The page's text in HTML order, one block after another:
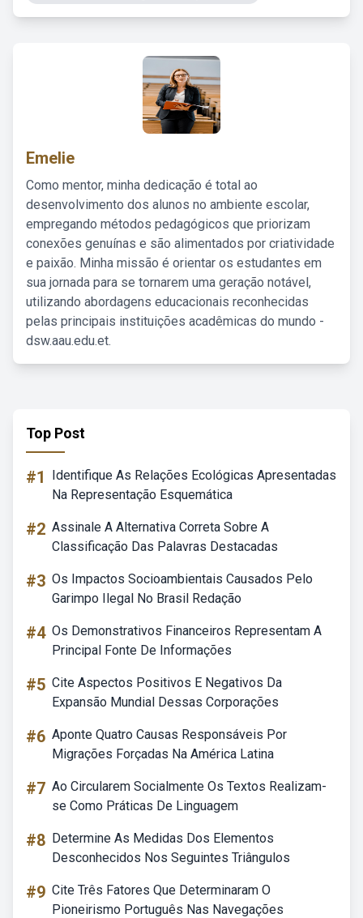
Emelie
Como mentor, minha dedicação é total ao
desenvolvimento dos alunos no ambiente escolar,
empregando métodos pedagógicos que priorizam
conexões genuínas e são alimentados por criatividade
e paixão. Minha missão é orientar os estudantes em
sua jornada para se tornarem uma geração notável,
utilizando abordagens educacionais reconhecidas
pelas principais instituições acadêmicas do mundo -
dsw.aau.edu.et.
Top Post
#1
Identifique As Relações Ecológicas Apresentadas
Na Representação Esquemática
#2 Assinale A Alternativa Correta Sobre A
Classificação Das Palavras Destacadas
#3 Os Impactos Socioambientais Causados Pelo
Garimpo Ilegal No Brasil Redação
#4 Os Demonstrativos Financeiros Representam A
Principal Fonte De Informações
#5 Cite Aspectos Positivos E Negativos Da
Expansão Mundial Dessas Corporações
#6 Aponte Quatro Causas Responsáveis Por
Migrações Forçadas Na América Latina
#7 Ao Circularem Socialmente Os Textos Realizam-
se Como Práticas De Linguagem
#8 Determine As Medidas Dos Elementos
Desconhecidos Nos Seguintes Triângulos
#9 Cite Três Fatores Que Determinaram O
Pioneirismo Português Nas Navegações